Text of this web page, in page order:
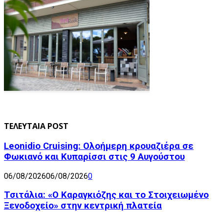
ΤΕΛΕΥΤΑΙΑ POST
Leonidio Cruising: Ολοήμερη κρουαζιέρα σε
Φωκιανό και Κυπαρίσσι στις 9 Αυγούστου
06/08/202606/08/20260
Τσιτάλια: «Ο Καραγκιόζης και το Στοιχειωμένο
Ξενοδοχείο» στην κεντρική πλατεία